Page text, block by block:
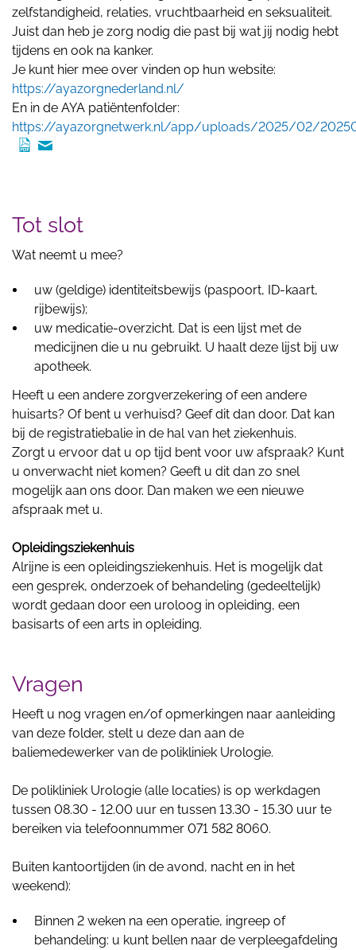
zelfstandigheid, relaties, vruchtbaarheid en seksualiteit.
Juist dan heb je zorg nodig die past bij wat jij nodig hebt
tijdens en ook na kanker.
Je kunt hier mee over vinden op hun website:
https://ayazorgnederland.nl/
En in de AYA patiëntenfolder:
https://ayazorgnetwerk.nl/app/uploads/2025/02/
Tot slot
Wat neemt u mee?
uw (geldige) identiteitsbewijs (paspoort, ID-kaart,
rijbewijs);
uw medicatie-overzicht. Dat is een lijst met de
medicijnen die u nu gebruikt. U haalt deze lijst bij uw
apotheek.
Heeft u een andere zorgverzekering of een andere
huisarts? Of bent u verhuisd? Geef dit dan door. Dat kan
bij de registratiebalie in de hal van het ziekenhuis.
Zorgt u ervoor dat u op tijd bent voor uw afspraak? Kunt
u onverwacht niet komen? Geeft u dit dan zo snel
mogelijk aan ons door. Dan maken we een nieuwe
afspraak met u.
Opleidingsziekenhuis
Alrijne is een opleidingsziekenhuis. Het is mogelijk dat
een gesprek, onderzoek of behandeling (gedeeltelijk)
wordt gedaan door een uroloog in opleiding, een
basisarts of een arts in opleiding.
Vragen
Heeft u nog vragen en/of opmerkingen naar aanleiding
van deze folder, stelt u deze dan aan de
baliemedewerker van de polikliniek Urologie.
De polikliniek Urologie (alle locaties) is op werkdagen
tussen 08.30 - 12.00 uur en tussen 13.30 - 15.30 uur te
bereiken via telefoonnummer 071 582 8060.
Buiten kantoortijden (in de avond, nacht en in het
weekend):
Binnen 2 weken na een operatie, ingreep of
behandeling: u kunt bellen naar de verpleegafdeling